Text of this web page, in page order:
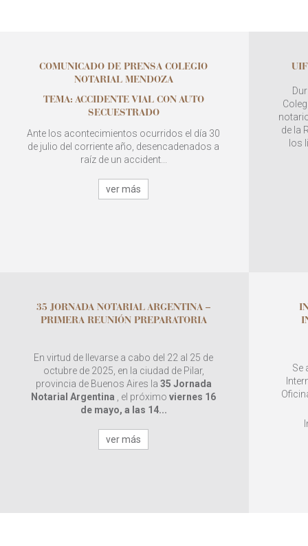
COMUNICADO DE PRENSA COLEGIO
NOTARIAL MENDOZA
TEMA: ACCIDENTE VIAL CON AUTO
SECUESTRADO
Ante los acontecimientos ocurridos el día 30
de julio del corriente año, desencadenados a
raíz de un accident...
ver más
de la
los
35 JORNADA NOTARIAL ARGENTINA –
PRIMERA REUNIÓN PREPARATORIA
En virtud de llevarse a cabo del 22 al 25 de
octubre de 2025, en la ciudad de Pilar,
provincia de Buenos Aires la 35 Jornada
Notarial Argentina , el próximoviernes 16
de mayo, a las 14...
ver más
Se